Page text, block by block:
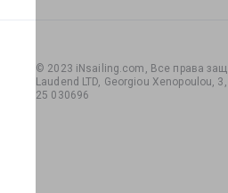
© 2023 iNsailing.com, Все права
Laudend LTD, Georgiou Xenopoulou,
25 030696